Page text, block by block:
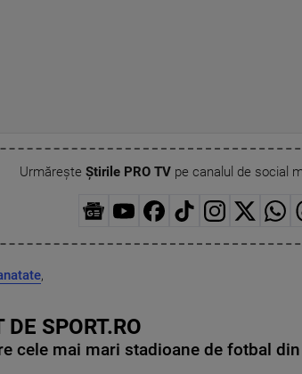
Urmărește Știrile PRO TVpe canalul de social
,
SPORT.RO
cele mai mari stadioane de fotbal